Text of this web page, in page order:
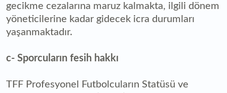
gecikme cezalarına maruz kalmakta, ilgili dönem
yöneticilerine kadar gidecek icra durumları
yaşanmaktadır.
c- Sporcuların fesih hakkı
TFF Profesyonel Futbolcuların Statüsü ve